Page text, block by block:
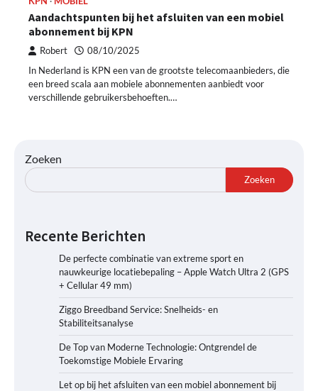
Aandachtspunten bij het afsluiten van een mobiel
abonnement bij KPN
Robert 08/10/2025
In Nederland is KPN een van de grootste telecomaanbieders, die
een breed scala aan mobiele abonnementen aanbiedt voor
verschillende gebruikersbehoeften.…
Zoeken
Zoeken
Recente Berichten
De perfecte combinatie van extreme sport en
nauwkeurige locatiebepaling – Apple Watch Ultra 2 (GPS
+ Cellular 49 mm)
Ziggo Breedband Service: Snelheids- en
Stabiliteitsanalyse
De Top van Moderne Technologie: Ontgrendel de
Toekomstige Mobiele Ervaring
Let op bij het afsluiten van een mobiel abonnement bij